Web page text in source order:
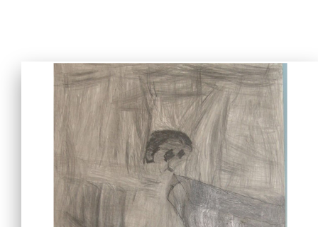
愛不同藝術
藝廊及活動
藝術培訓